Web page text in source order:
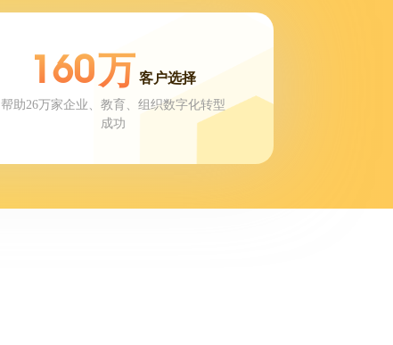
160万 客户选择
帮助26万家企业、教育、组织数字化转型
成功